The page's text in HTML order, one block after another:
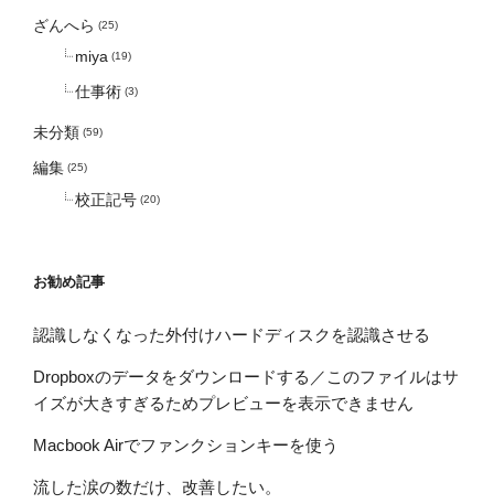
ざんへら (25)
miya (19)
仕事術 (3)
未分類 (59)
編集 (25)
校正記号 (20)
お勧め記事
認識しなくなった外付けハードディスクを認識させる
Dropboxのデータをダウンロードする／このファイルはサ
イズが大きすぎるためプレビューを表示できません
Macbook Airでファンクションキーを使う
流した涙の数だけ、改善したい。